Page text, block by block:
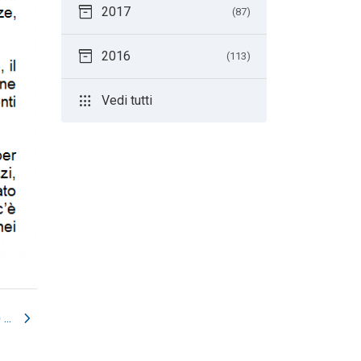
chevron_right
inventory_2 2017 (87)
inventory_2 2016 (113)
apps Vedi tutti